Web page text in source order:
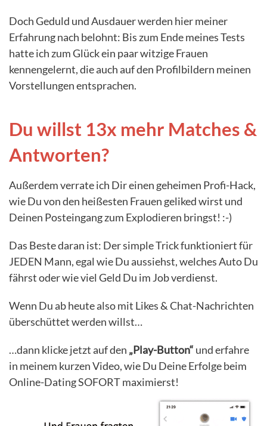
Doch Geduld und Ausdauer werden hier meiner
Erfahrung nach belohnt: Bis zum Ende meines Tests
hatte ich zum Glück ein paar witzige Frauen
kennengelernt, die auch auf den Profilbildern meinen
Vorstellungen entsprachen.
Du willst 13x mehr Matches &
Antworten?
Außerdem verrate ich Dir einen geheimen Profi-Hack,
wie Du von den heißesten Frauen geliked wirst und
Deinen Posteingang zum Explodieren bringst! :-)
Das Beste daran ist: Der simple Trick funktioniert für
JEDEN Mann, egal wie Du aussiehst, welches Auto Du
fährst oder wie viel Geld Du im Job verdienst.
Wenn Du ab heute also mit Likes & Chat-Nachrichten
überschüttet werden willst…
…dann klicke jetzt auf den „Play-Button“ und erfahre
in meinem kurzen Video, wie Du Deine Erfolge beim
Online-Dating SOFORT maximierst!